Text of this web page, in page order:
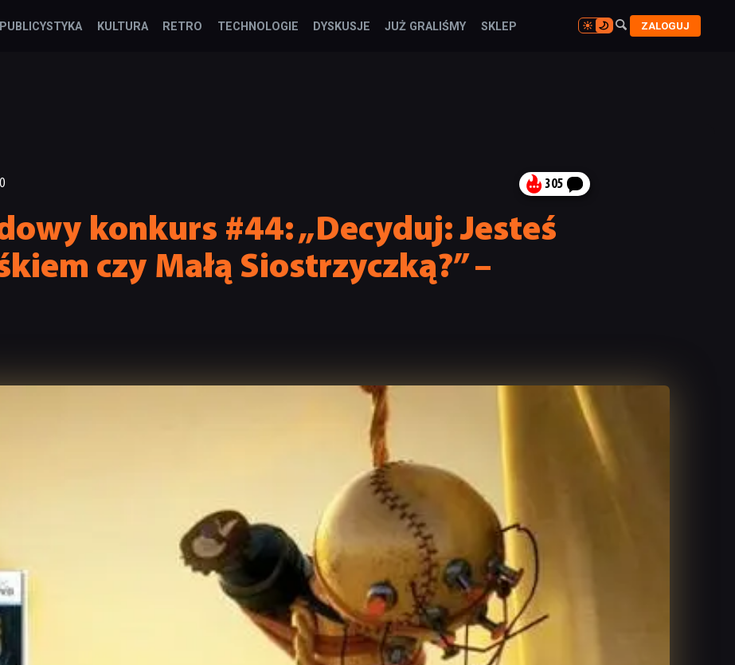
PUBLICYSTYKA KULTURA RETRO TECHNOLOGIE DYSKUSJE JUŻ GRALIŚMY SKLEP 
 ZALOGUJ
305
konkurs #44: „Decyduj: Jesteś
czy Małą Siostrzyczką?” –